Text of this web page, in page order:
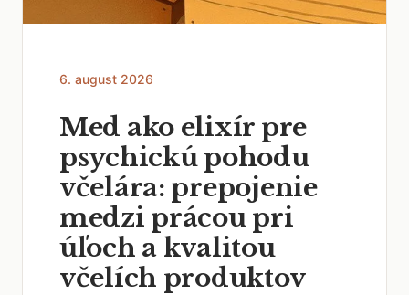
6. august 2026
Med ako elixír pre
psychickú pohodu
včelára: prepojenie
medzi prácou pri
úľoch a kvalitou
včelích produktov